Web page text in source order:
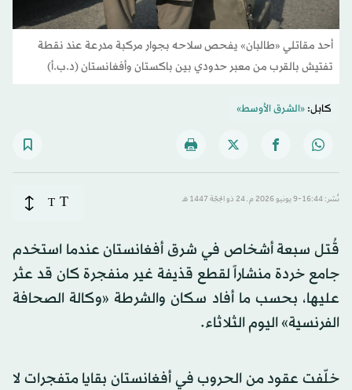
أحد مقاتلي «طالبان» يفحص سلاحه بجوار مركبة مدرعة عند نقطة
تفتيش بالقرب من معبر حدودي بين باكستان وأفغانستان (د.ب.أ)
كابل:«الشرق الأوسط»
نُشر: 16:44-9 يونيو 2026 م ـ 24 ذو الحِجّة 1447 هـ T
T
قُتل سبعة أشخاص في شرق أفغانستان عندما استخدم
جامع خردة منشاراً لقطع قذيفة غير منفجرة كان قد عثر
عليها، بحسب ما أفاد سكان والشرطة «وكالة الصحافة
الفرنسية» اليوم الثلاثاء.
خلّفت عقود من الحروب في أفغانستان بقايا متفجرات لا